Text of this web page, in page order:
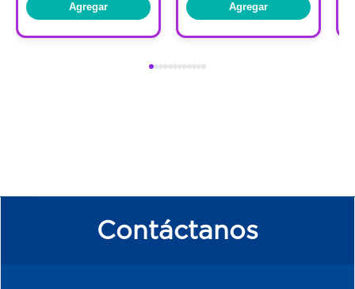
Agregar Agregar
Contáctanos